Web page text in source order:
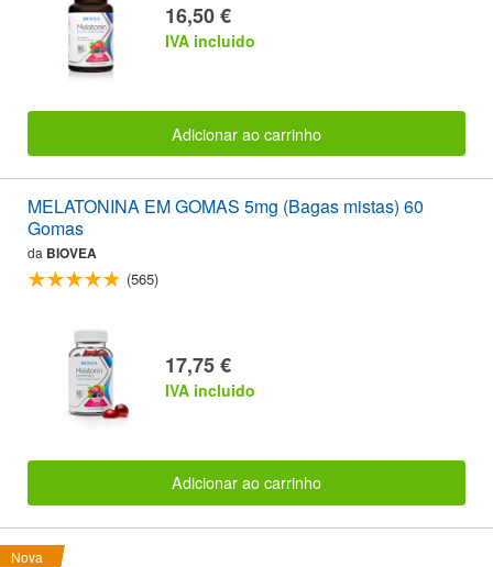
16,50 €
IVA incluido
Adicionar ao carrinho
MELATONINA EM GOMAS 5mg (Bagas mistas) 60
Gomas
da BIOVEA
(565)
17,75 €
IVA incluido
Adicionar ao carrinho
Nova